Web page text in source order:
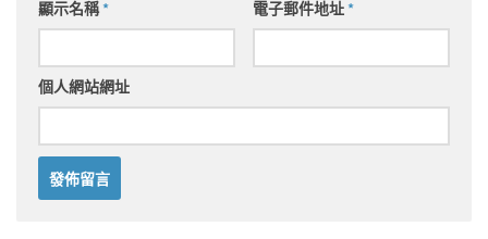
顯示名稱* 電子郵件地址*
個人網站網址